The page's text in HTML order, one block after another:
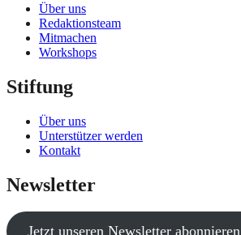
Über uns
Redaktionsteam
Mitmachen
Workshops
Stiftung
Über uns
Unterstützer werden
Kontakt
Newsletter
Jetzt unseren Newsletter abonnieren